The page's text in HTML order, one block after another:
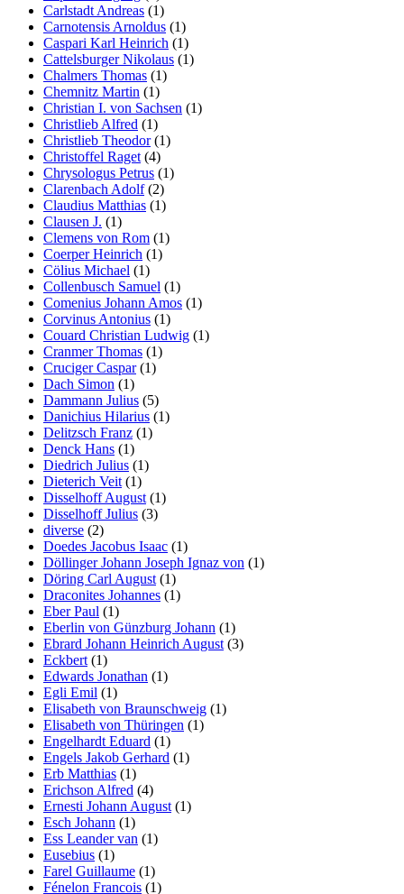
Carlstadt Andreas (1)
Carnotensis Arnoldus (1)
Caspari Karl Heinrich (1)
Cattelsburger Nikolaus (1)
Chalmers Thomas (1)
Chemnitz Martin (1)
Christian I. von Sachsen (1)
Christlieb Alfred (1)
Christlieb Theodor(1)
Christoffel Raget (4)
Chrysologus Petrus (1)
Clarenbach Adolf(2)
Claudius Matthias (1)
Clausen J. (1)
Clemens von Rom (1)
Coerper Heinrich (1)
Cölius Michael (1)
Collenbusch Samuel (1)
Comenius Johann Amos (1)
Corvinus Antonius (1)
Couard Christian Ludwig (1)
Cranmer Thomas (1)
Cruciger Caspar(1)
Dach Simon (1)
Dammann Julius (5)
Danichius Hilarius (1)
Delitzsch Franz (1)
Denck Hans (1)
Diedrich Julius (1)
Dieterich Veit (1)
Disselhoff August (1)
Disselhoff Julius (3)
diverse (2)
Doedes Jacobus Isaac (1)
Döllinger Johann Joseph Ignaz von (1)
Döring Carl August (1)
Draconites Johannes (1)
Eber Paul (1)
Eberlin von Günzburg Johann (1)
Ebrard Johann Heinrich August (3)
Eckbert (1)
Edwards Jonathan (1)
Egli Emil (1)
Elisabeth von Braunschweig (1)
Elisabeth von Thüringen (1)
Engelhardt Eduard (1)
Engels Jakob Gerhard (1)
Erb Matthias (1)
Erichson Alfred (4)
Ernesti Johann August (1)
Esch Johann (1)
Ess Leander van (1)
Eusebius (1)
Farel Guillaume (1)
Fénelon Francois (1)